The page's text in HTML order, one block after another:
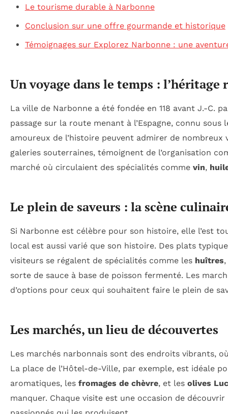
Le tourisme durable à Narbonne
Conclusion sur une offre gourmande et historique
Témoignages sur Explorez Narbonne : une
Un voyage dans le temps : l’héritage
La ville de Narbonne a été fondée en 118 avant J.-C.
passage sur la route menant à l’Espagne, connu
amoureux de l’histoire peuvent admirer de
galeries souterraines, témoignent de l’organisation
marché où circulaient des spécialités comme vin,
Le plein de saveurs : la scène
Si Narbonne est célèbre pour son histoire, elle l’est
local est aussi varié que son histoire. Des plats
visiteurs se régalent de spécialités comme les huîtres
sorte de sauce à base de poisson fermenté. Les
d’options pour ceux qui souhaitent faire le plein de
Les marchés, un lieu de découvertes
Les marchés narbonnais sont des endroits vibrants,
La place de l’Hôtel-de-Ville, par exemple, est idéale
aromatiques, les fromages de chèvre, et les olives
manquer. Chaque visite est une occasion de